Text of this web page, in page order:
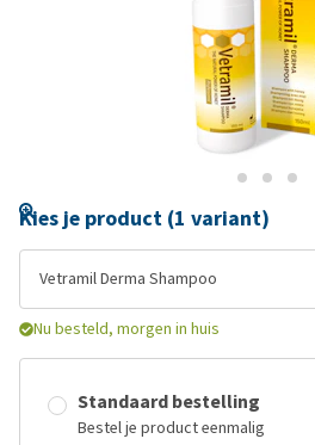
Kies je product (1 variant)
Vetramil Derma Shampoo
Nu besteld, morgen in huis
Standaard bestelling
Bestel je product eenmalig